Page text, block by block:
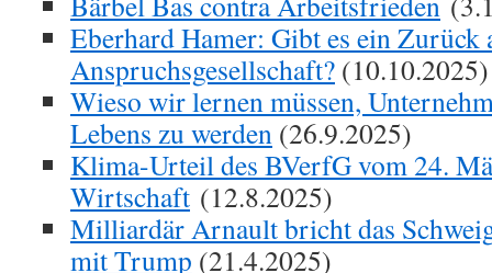
Eberhard Hamer: Gibt es ein Zurück
Anspruchsgesellschaft? (10.10.2025)
Wieso wir lernen müssen,
Lebens zu werden (26.9.2025)
Klima-Urteil des BVerfG vom 24.
Wirtschaft (12.8.2025)
Milliardär Arnault bricht das
mit Trump (21.4.2025)